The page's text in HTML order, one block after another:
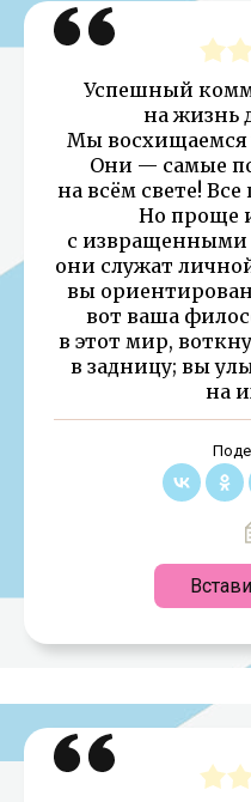
Успешный
на жизнь
Мы
Они — самые
на всём свете!
Но проще
с извращенными
они служат
вы
вот ваша
в этот мир,
в задницу; вы
на